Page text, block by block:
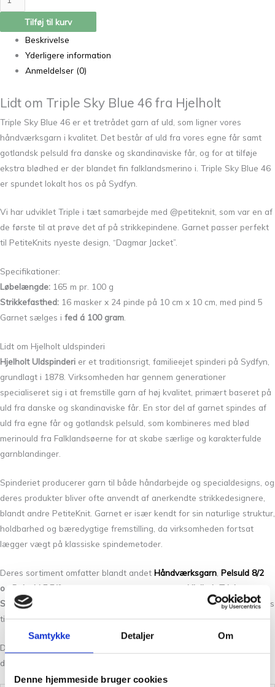
Samtykke Detaljer Om
Denne hjemmeside bruger cookies
Tilføj til kurv
Beskrivelse
Yderligere information
Anmeldelser (0)
Lidt om Triple Sky Blue 46 fra Hjelholt
Triple Sky Blue 46 er et tretrådet garn af uld, som ligner vores
håndværksgarn i kvalitet. Det består af uld fra vores egne får samt
gotlandsk pelsuld fra danske og skandinaviske får, og for at tilføje
ekstra blødhed er der blandet fin falklandsmerino i. Triple Sky Blue 46
er spundet lokalt hos os på Sydfyn.
Vi har udviklet Triple i tæt samarbejde med @petiteknit, som var en af
de første til at prøve det af på strikkepindene. Garnet passer perfekt
til PetiteKnits nyeste design, “Dagmar Jacket”.
Specifikationer:
Løbelængde: 165 m pr. 100 g
Strikkefasthed: 16 masker x 24 pinde på 10 cm x 10 cm, med pind 5
Garnet sælges i fed á 100 gram
Lidt om Hjelholt uldspinderi
Hjelholt Uldspinderi er et traditionsrigt, familieejet spinderi på Sydfyn,
grundlagt i 1878. Virksomheden har gennem generationer
specialiseret sig i at fremstille garn af høj kvalitet, primært baseret på
uld fra danske og skandinaviske får. En stor del af garnet spindes af
uld fra egne får og gotlandsk pelsuld, som kombineres med blød
merinould fra Falklandsøerne for at skabe særlige og karakterfulde
garnblandinger.
Spinderiet producerer garn til både håndarbejde og specialdesigns, og
deres produkter bliver ofte anvendt af anerkendte strikkedesignere,
blandt andre PetiteKnit. Garnet er især kendt for sin naturlige struktur,
holdbarhed og bæredygtige fremstilling, da virksomheden fortsat
lægger vægt på klassiske spindemetoder.
Deres sortiment omfatter blandt andet Håndværksgarn Pelsuld 8/2
og Pelsuld 5,5/2 Hjelholt Triple
Samsø, der appellerer til både erfarne og nye strikkere. Garnet bruges
til alt fra trøjer og sokker til tæpper og sjaler.
Du kan læse mere om Hjelholt Uldspinderi og deres produkter på
deres